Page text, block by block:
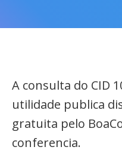
A consulta do CID
utilidade publica
gratuita pelo
conferencia.